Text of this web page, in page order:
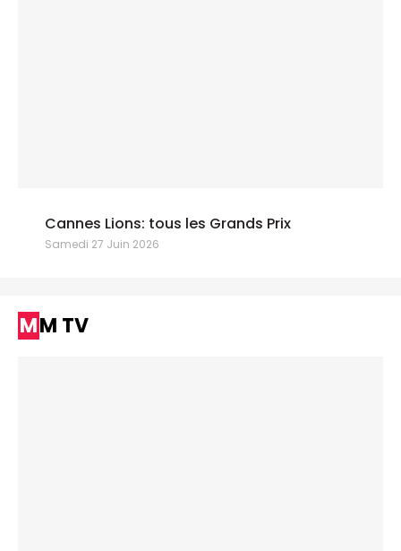
Cannes Lions: tous les Grands Prix
Samedi 27 Juin 2026
MM TV